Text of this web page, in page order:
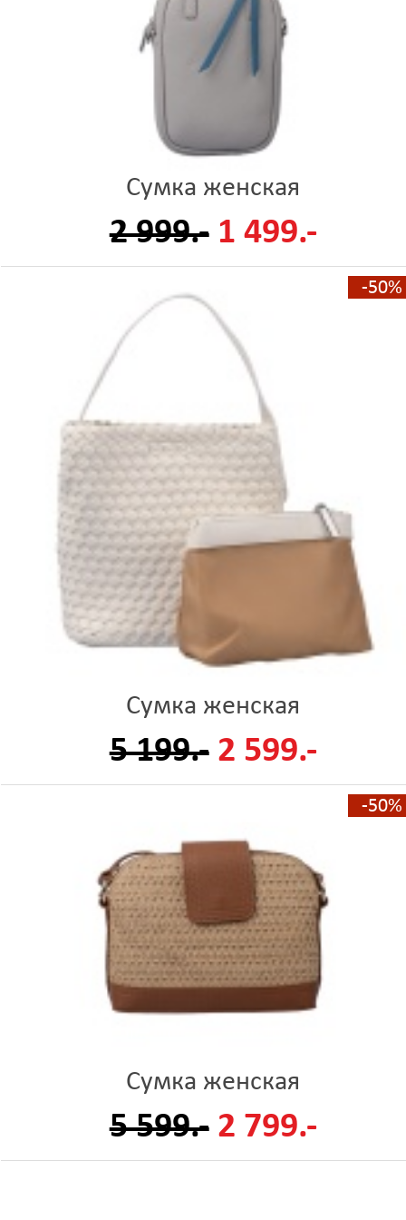
Сумка женская
2 999.- 1 499.-
-50%
Сумка женская
5 199.- 2 599.-
-50%
Сумка женская
5 599.- 2 799.-